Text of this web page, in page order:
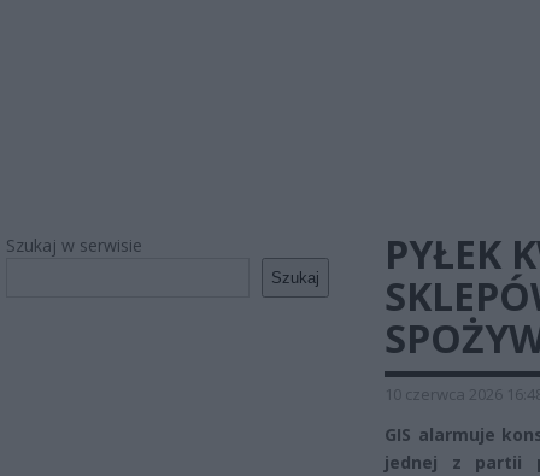
Szukaj w serwisie
Szukaj
PYŁEK
10 czerwca 2026
GIS alarmuje
jednej z partii